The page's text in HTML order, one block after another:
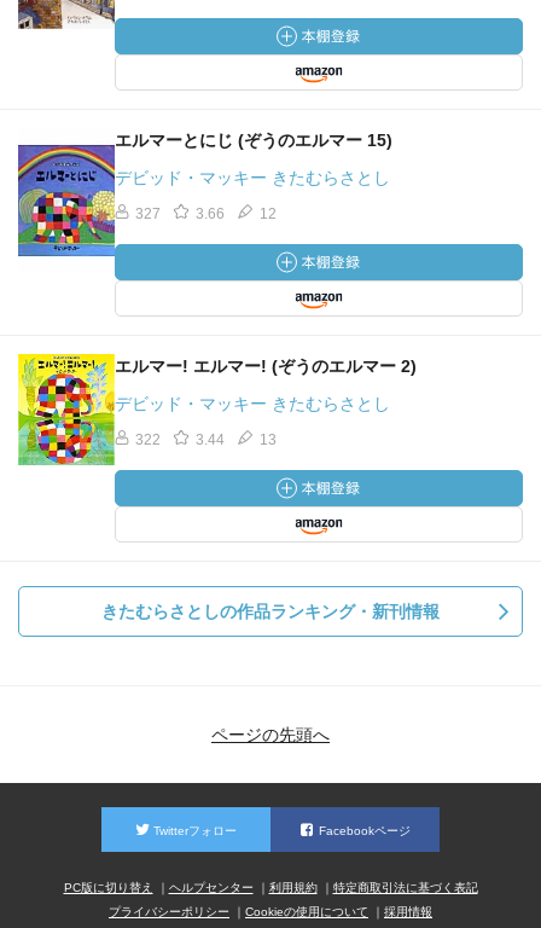
エルマーとにじ (ぞうのエルマー 15)
デビッド・マッキー きたむらさとし
327 3.66 12
エルマー! エルマー! (ぞうのエルマー 2)
デビッド・マッキー きたむらさとし
322 3.44 13
きたむらさとしの作品ランキング・新刊情報
ページの先頭へ
Twitterフォロー Facebookページ
PC版に切り替え ヘルプセンター 利用規約
特定商取引法に基づく表記
プライバシーポリシー
Cookieの使用について 採用情報